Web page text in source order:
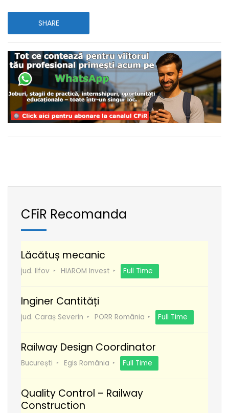
SHARE
CFiR Recomanda
Lăcătuș mecanic
jud. Ilfov HIAROM Invest Full Time
Inginer Cantități
jud. Caraș Severin PORR România Full Time
Railway Design Coordinator
București Egis România Full Time
Quality Control – Railway
Construction